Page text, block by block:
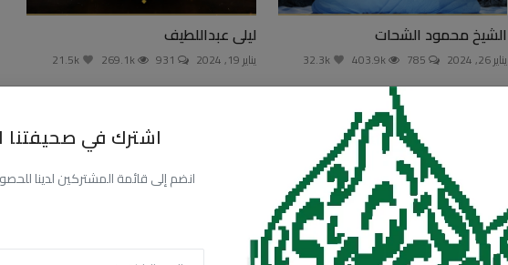
اشترك في صحيفتنا
انضم إلى قائمة المشتركين لدينا
الشيخ محمود الشحات
يناير 26, 2024 785
403.9k
ليلى عبداللطيف
يناير 19, 2024 269.1k
21.5k
البريد الالكترونى